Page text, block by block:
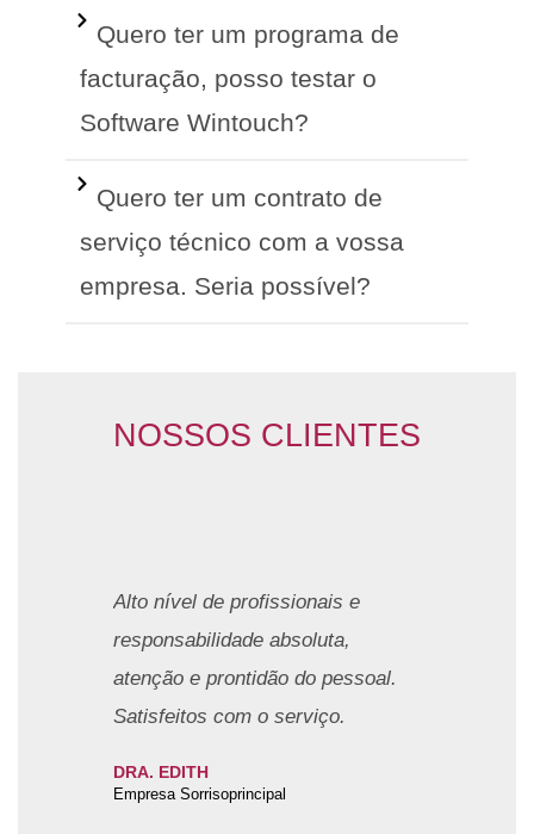
Quero ter um programa de
facturação, posso testar o
Software Wintouch?
Quero ter um contrato de
serviço técnico com a vossa
empresa. Seria possível?
NOSSOS CLIENTES
Alto nível de profissionais e
responsabilidade absoluta,
atenção e prontidão do pessoal.
Satisfeitos com o serviço.
DRA. EDITH
Empresa Sorrisoprincipal